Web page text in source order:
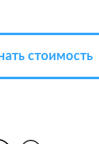
стоимость